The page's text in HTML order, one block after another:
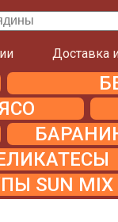
Доставка
SUN MIX